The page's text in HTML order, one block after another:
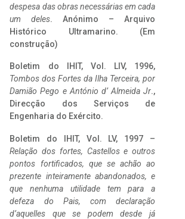
despesa das obras necessárias em cada
um deles. Anónimo – Arquivo
Histórico Ultramarino. (Em
construção)
Boletim do IHIT, Vol. LIV, 1996,
Tombos dos Fortes da Ilha Terceira, por
Damião Pego e António d’ Almeida Jr.,
Direcção dos Serviços de
Engenharia do Exército.
Boletim do IHIT, Vol. LV, 1997 –
Relação dos fortes, Castellos e outros
pontos fortificados, que se achão ao
prezente inteiramente abandonados, e
que nenhuma utilidade tem para a
defeza do Pais, com declaração
d’aquelles que se podem desde já